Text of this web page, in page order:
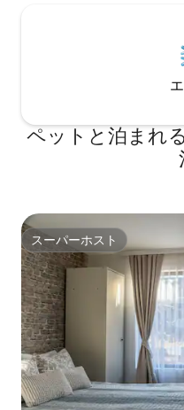
ペットと泊まれ
スーパーホスト
スーパーホスト